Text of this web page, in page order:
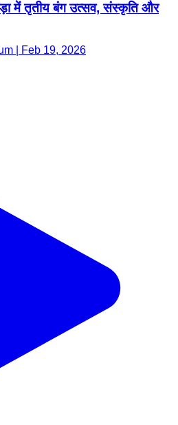
में तृतीय बंग उत्सव, संस्कृति और
| Feb 19, 2026